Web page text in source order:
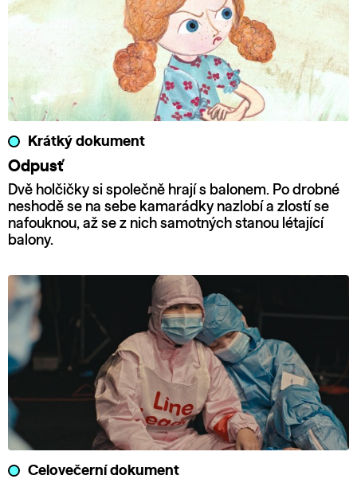
Krátký dokument
Odpusť
Dvě holčičky si společně hrají s balonem. Po drobné
neshodě se na sebe kamarádky nazlobí a zlostí se
nafouknou, až se z nich samotných stanou létající
balony.
Celovečerní dokument